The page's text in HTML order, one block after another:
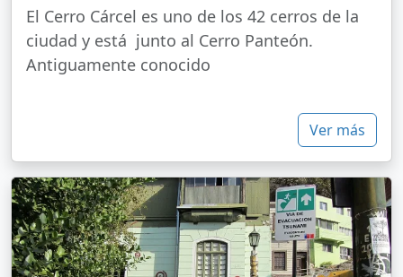
El Cerro Cárcel es uno de los 42 cerros de la
ciudad y está junto al Cerro Panteón.
Antiguamente conocido
Ver más